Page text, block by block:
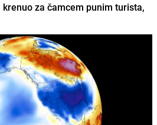
za čamcem punim turista,